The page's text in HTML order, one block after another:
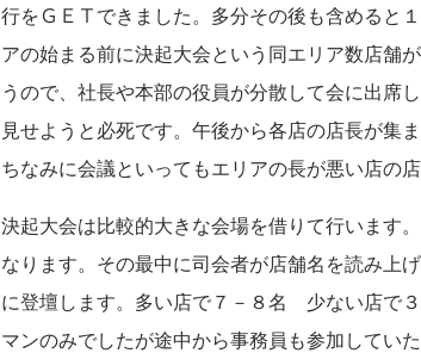
行をＧＥＴできました。多分その後も含めると
アの始まる前に決起大会という同エリア数店舗
うので、社長や本部の役員が分散して会に出席
見せようと必死です。午後から各店の店長が集
ちなみに会議といってもエリアの長が悪い店の
決起大会は比較的大きな会場を借りて行います
なります。その最中に司会者が店舗名を読み上
に登壇します。多い店で７－８名 少ない店で
マンのみでしたが途中から事務員も参加してい